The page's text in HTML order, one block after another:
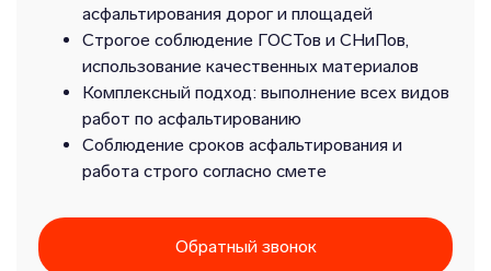
асфальтирования дорог и площадей
Строгое соблюдение ГОСТов и СНиПов,
использование качественных материалов
Комплексный подход: выполнение всех видов
работ по асфальтированию
Соблюдение сроков асфальтирования и
работа строго согласно смете
Обратный звонок